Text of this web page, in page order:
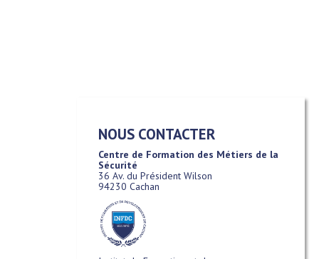
NOUS CONTACTER
Centre de Formation des Métiers de la
Sécurité
36 Av. du Président Wilson
94230 Cachan